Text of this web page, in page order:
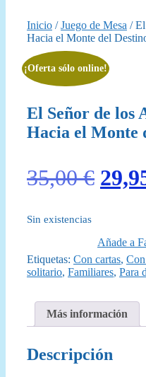
Inicio /Juego de Mesa /
Hacia el Monte del
¡Oferta sólo online!
El Señor de los
Hacia el Monte
35,00€ El
era:
Sin existencias
Añade a
Etiquetas: Con cartas,
solitario, Familiares, Para
Más información
Descripción